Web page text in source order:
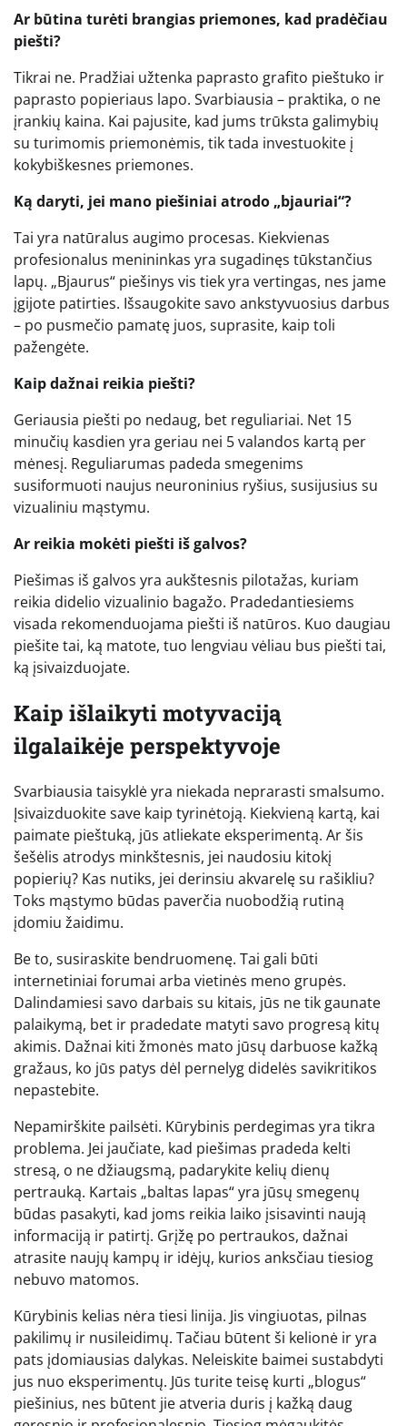
Ar būtina turėti brangias priemones, kad pradėčiau
piešti?
Tikrai ne. Pradžiai užtenka paprasto grafito pieštuko ir
paprasto popieriaus lapo. Svarbiausia – praktika, o ne
įrankių kaina. Kai pajusite, kad jums trūksta galimybių
su turimomis priemonėmis, tik tada investuokite į
kokybiškesnes priemones.
Ką daryti, jei mano piešiniai atrodo „bjauriai“?
Tai yra natūralus augimo procesas. Kiekvienas
profesionalus menininkas yra sugadinęs tūkstančius
lapų. „Bjaurus“ piešinys vis tiek yra vertingas, nes jame
įgijote patirties. Išsaugokite savo ankstyvuosius darbus
– po pusmečio pamatę juos, suprasite, kaip toli
pažengėte.
Kaip dažnai reikia piešti?
Geriausia piešti po nedaug, bet reguliariai. Net 15
minučių kasdien yra geriau nei 5 valandos kartą per
mėnesį. Reguliarumas padeda smegenims
susiformuoti naujus neuroninius ryšius, susijusius su
vizualiniu mąstymu.
Ar reikia mokėti piešti iš galvos?
Piešimas iš galvos yra aukštesnis pilotažas, kuriam
reikia didelio vizualinio bagažo. Pradedantiesiems
visada rekomenduojama piešti iš natūros. Kuo daugiau
piešite tai, ką matote, tuo lengviau vėliau bus piešti tai,
ką įsivaizduojate.
Kaip išlaikyti motyvaciją
ilgalaikėje perspektyvoje
Svarbiausia taisyklė yra niekada neprarasti smalsumo.
Įsivaizduokite save kaip tyrinėtoją. Kiekvieną kartą, kai
paimate pieštuką, jūs atliekate eksperimentą. Ar šis
šešėlis atrodys minkštesnis, jei naudosiu kitokį
popierių? Kas nutiks, jei derinsiu akvarelę su rašikliu?
Toks mąstymo būdas paverčia nuobodžią rutiną
įdomiu žaidimu.
Be to, susiraskite bendruomenę. Tai gali būti
internetiniai forumai arba vietinės meno grupės.
Dalindamiesi savo darbais su kitais, jūs ne tik gaunate
palaikymą, bet ir pradedate matyti savo progresą kitų
akimis. Dažnai kiti žmonės mato jūsų darbuose kažką
gražaus, ko jūs patys dėl pernelyg didelės savikritikos
nepastebite.
Nepamirškite pailsėti. Kūrybinis perdegimas yra tikra
problema. Jei jaučiate, kad piešimas pradeda kelti
stresą, o ne džiaugsmą, padarykite kelių dienų
pertrauką. Kartais „baltas lapas“ yra jūsų smegenų
būdas pasakyti, kad joms reikia laiko įsisavinti naują
informaciją ir patirtį. Grįžę po pertraukos, dažnai
atrasite naujų kampų ir idėjų, kurios anksčiau tiesiog
nebuvo matomos.
Kūrybinis kelias nėra tiesi linija. Jis vingiuotas, pilnas
pakilimų ir nusileidimų. Tačiau būtent ši kelionė ir yra
pats įdomiausias dalykas. Neleiskite baimei sustabdyti
jus nuo eksperimentų. Jūs turite teisę kurti „blogus“
piešinius, nes būtent jie atveria duris į kažką daug